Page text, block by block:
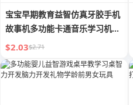
宝宝早期教育益智仿真牙胶手机
故事机多功能卡通音乐学习机电
话玩具
$2.03$2.71